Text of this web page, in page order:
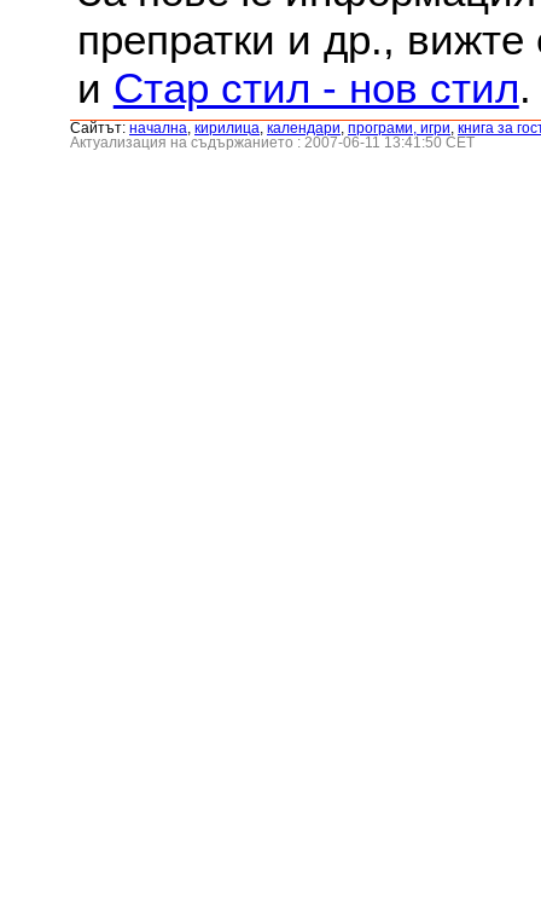
препратки и др.,
и Стар стил - нов стил.
Сайтът: началнa кирилица календари програми, игри книга за
Актуализация на съдържанието : 2007-06-11 13:41:50 CET